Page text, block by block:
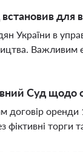
для
України в
Важливим
Суд щодо
договір
фіктивні